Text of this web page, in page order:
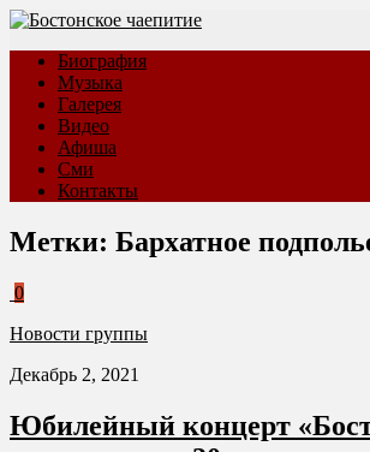
Биография
Музыка
Галерея
Видео
Афиша
Сми
Контакты
Метки: Бархатное
0
Новости группы
Декабрь 2, 2021
Юбилейный концерт